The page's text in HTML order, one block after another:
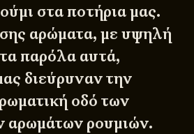
στα ποτήρια μας.
αρώματα, με υψηλή
παρόλα αυτά,
διεύρυναν την
οδό των
αρωμάτων ρουμιών.